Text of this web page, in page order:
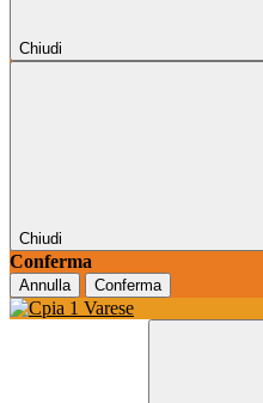
Chiudi
Chiudi
Conferma
Annulla Conferma